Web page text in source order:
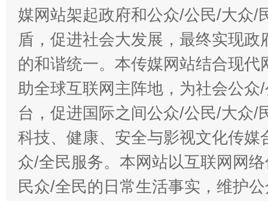
媒网站架起政府和公众/公民/大众/
盾，促进社会大发展，最终实现
的和谐统一。本传媒网站结合现
助全球互联网主阵地，为社会公
台，促进国际之间公众/公民/大众/
科技、健康、安全与影视文化传
众/全民服务。本网站以互联网网
民众/全民的日常生活事实，维护